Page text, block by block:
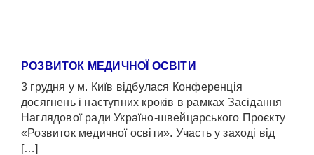
РОЗВИТОК МЕДИЧНОЇ ОСВІТИ
3 грудня у м. Київ відбулася Конференція
досягнень і наступних кроків в рамках Засідання
Наглядової ради Україно-швейцарського Проєкту
«Розвиток медичної освіти». Участь у заході від
[…]